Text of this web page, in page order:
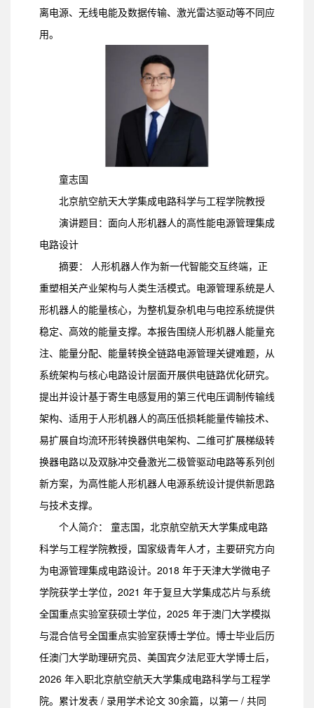
离电源、无线电能及数据传输、激光雷达驱动等不同应
用。
童志国
北京航空航天大学集成电路科学与工程学院教授
演讲题目：面向人形机器人的高性能电源管理集成
电路设计
摘要： 人形机器人作为新一代智能交互终端，正
重塑相关产业架构与人类生活模式。电源管理系统是人
形机器人的能量核心，为整机复杂机电与电控系统提供
稳定、高效的能量支撑。本报告围绕人形机器人能量充
注、能量分配、能量转换全链路电源管理关键难题，从
系统架构与核心电路设计层面开展供电链路优化研究。
提出并设计基于寄生电感复用的第三代电压调制传输线
架构、适用于人形机器人的高压低损耗能量传输技术、
易扩展自均流环形转换器供电架构、二维可扩展梯级转
换器电路以及双脉冲交叠激光二极管驱动电路等系列创
新方案，为高性能人形机器人电源系统设计提供新思路
与技术支撑。
个人简介： 童志国，北京航空航天大学集成电路
科学与工程学院教授，国家级青年人才，主要研究方向
为电源管理集成电路设计。2018 年于天津大学微电子
学院获学士学位，2021 年于复旦大学集成芯片与系统
全国重点实验室获硕士学位，2025 年于澳门大学模拟
与混合信号全国重点实验室获博士学位。博士毕业后历
任澳门大学助理研究员、美国宾夕法尼亚大学博士后，
2026 年入职北京航空航天大学集成电路科学与工程学
院。累计发表 / 录用学术论文 30余篇，以第一 / 共同